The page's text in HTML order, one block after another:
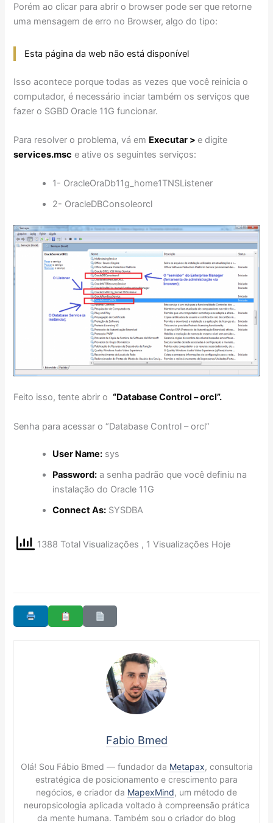
Porém ao clicar para abrir o browser pode ser que retorne
uma mensagem de erro no Browser, algo do tipo:
Esta página da web não está disponível
Isso acontece porque todas as vezes que você reinicia o
computador, é necessário inciar também os serviços que
fazer o SGBD Oracle 11G funcionar.
Para resolver o problema, vá em Executar >e digite
services.msc e ative os seguintes serviços:
1- OracleOraDb11g_home1TNSListener
2- OracleDBConsoleorcl
Feito isso, tente abrir o“Database Control – orcl”.
Senha para acessar o “Database Control – orcl”
User Name: sys
Password: a senha padrão que você definiu na
instalação do Oracle 11G
Connect As: SYSDBA
1388 Total Visualizações , 1 Visualizações Hoje
Fabio Bmed
Olá! Sou Fábio Bmed — fundador da Metapax, consultoria
estratégica de posicionamento e crescimento para
negócios, e criador da MapexMind, um método de
neuropsicologia aplicada voltado à compreensão prática
da mente humana. Também sou o criador do blog